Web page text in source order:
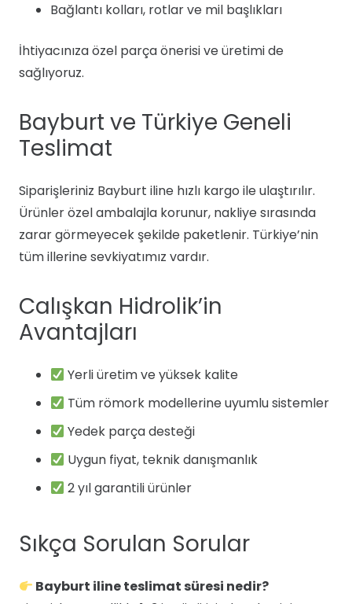
Bağlantı kolları, rotlar ve mil başlıkları
İhtiyacınıza özel parça önerisi ve üretimi de
sağlıyoruz.
Bayburt ve Türkiye Geneli
Teslimat
Siparişleriniz Bayburt iline hızlı kargo ile ulaştırılır.
Ürünler özel ambalajla korunur, nakliye sırasında
zarar görmeyecek şekilde paketlenir. Türkiye’nin
tüm illerine sevkiyatımız vardır.
Calışkan Hidrolik’in
Avantajları
Yerli üretim ve yüksek kalite
Tüm römork modellerine uyumlu sistemler
Yedek parça desteği
Uygun fiyat, teknik danışmanlık
2 yıl garantili ürünler
Sıkça Sorulan Sorular
Bayburt iline teslimat süresi nedir?